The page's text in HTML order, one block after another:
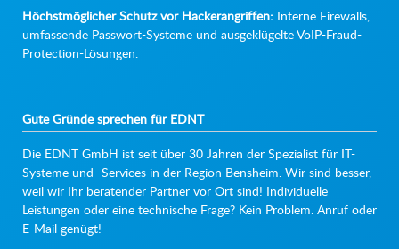
Höchstmöglicher Schutz vor Hackerangriffen: Interne Firewalls,
umfassende Passwort-Systeme und ausgeklügelte VoIP-Fraud-
Protection-Lösungen.
Gute Gründe sprechen für EDNT
Die EDNT GmbH ist seit über 30 Jahren der Spezialist für IT-
Systeme und -Services in der Region Bensheim. Wir sind besser,
weil wir Ihr beratender Partner vor Ort sind! Individuelle
Leistungen oder eine technische Frage? Kein Problem. Anruf oder
E-Mail genügt!